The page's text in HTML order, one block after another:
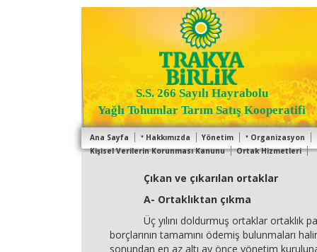
S.S. 266 Sayılı Hayrabolu
Yağlı Tohumlar Tarım Satış Kooperatifi
Ana Sayfa Hakkımızda Yönetim
Organizasyon
Kişisel Verilerin Korunması Kanunu
Ortak Hizmetleri
Çıkan ve çıkarılan ortaklar
A- Ortaklıktan çıkma
Üç yılını doldurmuş ortaklar ortaklık
borçlarının tamamını ödemiş bulunmaları
sonundan en az altı ay önce yönetim